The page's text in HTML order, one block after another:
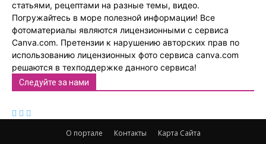
статьями, рецептами на разные темы, видео.
Погружайтесь в море полезной информации! Все
фотоматериалы являются лицензионными с сервиса
Canva.com. Претензии к нарушению авторских прав по
использованию лицензионных фото сервиса canva.com
решаются в техподдержке данного сервиса!
Следуйте за нами
О портале Контакты Карта Сайта